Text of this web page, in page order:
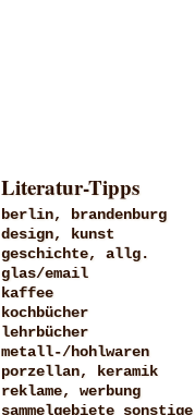
Literatur-Tipps
berlin, brandenburg
design, kunst
geschichte, allg.
glas/email
kaffee
kochbücher
lehrbücher
metall-/hohlwaren
porzellan, keramik
reklame, werbung
sammelgebiete sonstige